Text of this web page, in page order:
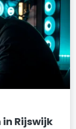
Rijswijk